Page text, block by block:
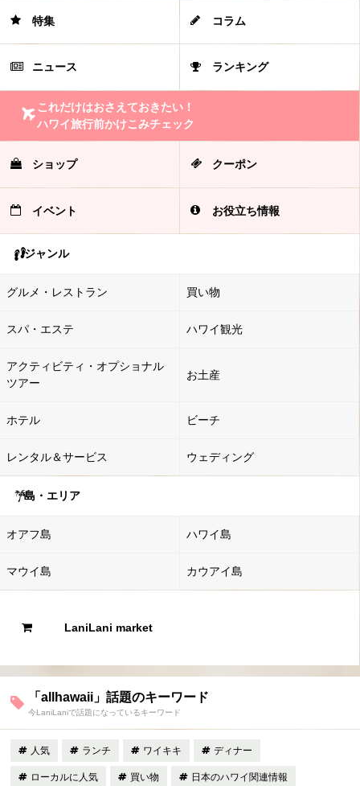
特集 コラム
ニュース ランキング
これだけはおさえておきたい！
ハワイ旅行前かけこみチェック
ショップ クーポン
イベント お役立ち情報
ジャンル
グルメ・レストラン 買い物
スパ・エステ ハワイ観光
アクティビティ・オプショナル
ツアー
お土産
ホテル ビーチ
レンタル＆サービス ウェディング
島・エリア
オアフ島 ハワイ島
マウイ島 カウアイ島
LaniLani market
「allhawaii」話題のキーワード
今LaniLaniで話題になっているキーワード
人気 ランチ ワイキキ ディナー
ローカルに人気 買い物 日本のハワイ関連情報